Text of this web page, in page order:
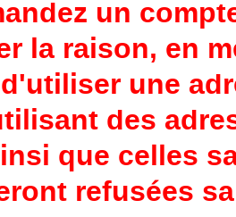
un
la raison, en
une
des
que celles
refusées